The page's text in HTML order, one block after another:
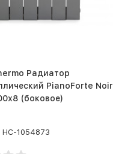
Радиатор
PianoForte Noir
(боковое)
НС-1054873